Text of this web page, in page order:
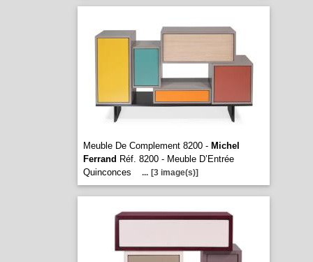
Meuble De Complement 8200 - Michel
Ferrand Réf. 8200 - Meuble D’Entrée
Quinconces
... [3 image(s)]